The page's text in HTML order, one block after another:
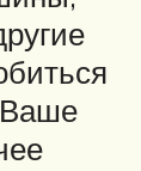
Ваше